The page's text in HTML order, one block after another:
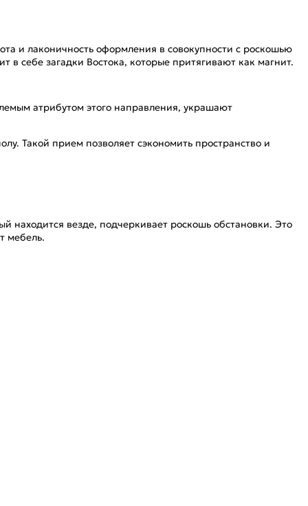
и лаконичность оформления в совокупности с роскошью
себе загадки Востока, которые притягивают как магнит.
атрибутом этого направления, украшают
Такой прием позволяет сэкономить пространство и
находится везде, подчеркивает роскошь обстановки. Это
мебель.